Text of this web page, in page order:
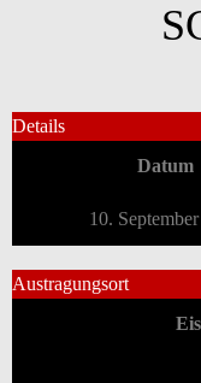
Details
Datum
10.
Austragungsort